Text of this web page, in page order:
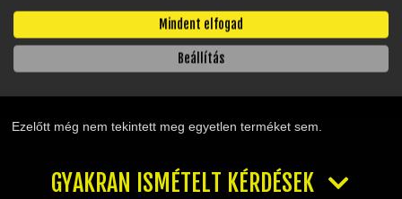
Ezelőtt még nem tekintett meg egyetlen terméket sem.
GYAKRAN ISMÉTELT KÉRDÉSEK
Mindent elfogad
Beállítás